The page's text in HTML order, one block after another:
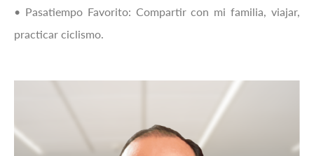
• Pasatiempo Favorito: Compartir con mi familia, viajar,
practicar ciclismo.